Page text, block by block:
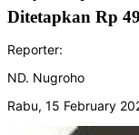
Ditetapkan Rp
Reporter:
ND. Nugroho
Rabu, 15 February